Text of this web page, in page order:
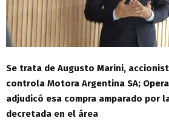
Se trata de Augusto Marini,
controla Motora Argentina SA;
adjudicó esa compra amparado por
decretada en el área